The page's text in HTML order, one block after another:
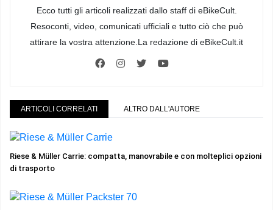
Ecco tutti gli articoli realizzati dallo staff di eBikeCult.
Resoconti, video, comunicati ufficiali e tutto ciò che può
attirare la vostra attenzione.La redazione di eBikeCult.it
ARTICOLI CORRELATI ALTRO DALL'AUTORE
Riese & Müller Carrie: compatta, manovrabile e con molteplici opzioni
di trasporto